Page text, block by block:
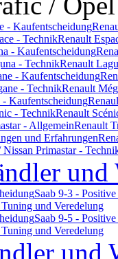
- Kaufentscheidung
- TechnikRenault
- Kaufentscheidung
- TechnikRenault
- Kaufentscheidung
- TechnikRenault
- Kaufentscheidung
- TechnikRenault
- AllgemeinRenault
und Erfahrungen
Primastar -
und
Saab 9-3 -
und Veredelung
Saab 9-5 -
und Veredelung
und